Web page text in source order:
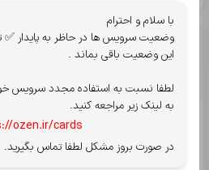
ممبر تلگرام
با سلام و احترام
وضعیت سرویس ها در حاظر به پایدار ✅
این وضعیت باقی بماند .
لطفا نسبت به استفاده مجدد سرویس
به لینک زیر مراجعه کنید.
ozen.ir/cards
در صورت بروز مشکل لطفا تماس بگیرید.